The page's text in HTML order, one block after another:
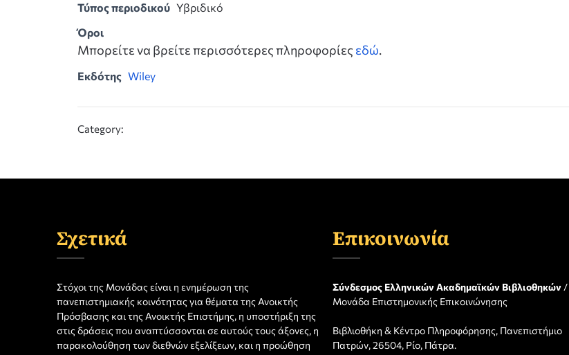
Τύπος περιοδικού Υβριδικό
Όροι
Μπορείτε να βρείτε περισσότερες πληροφορίες εδώ.
Εκδότης Wiley
Category:
Σχετικά
Στόχοι της Μονάδας είναι η ενημέρωση της
πανεπιστημιακής κοινότητας για θέματα της Ανοικτής
Πρόσβασης και της Ανοικτής Επιστήμης, η υποστήριξη της
στις δράσεις που αναπτύσσονται σε αυτούς τους άξονες, η
παρακολούθηση των διεθνών εξελίξεων, και η προώθηση
Επικοινωνία
Σύνδεσμος Ελληνικών Ακαδημαϊκών Βιβλιοθηκών /
Μονάδα Επιστημονικής Επικοινώνησης
Βιβλιοθήκη & Κέντρο Πληροφόρησης, Πανεπιστήμιο
Πατρών, 26504, Ρίο, Πάτρα.